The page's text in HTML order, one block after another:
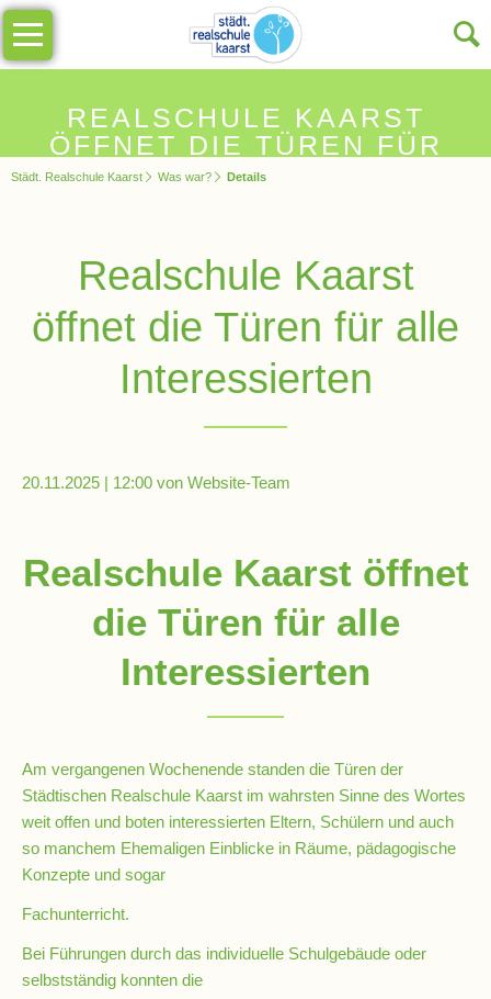
REALSCHULE KAARST
ÖFFNET DIE TÜREN FÜR
ALLE INTERESSIERTEN
Navigation
überspringen
Unsere
Schule
Schulinfos
Allgemeine
Impressionen
Sekretariat
Kollegium
Schulsozialarbeit
Hausmeister
Schülervertretung
(SV)
Schulpflegschaft
Städt. Realschule Kaarst Was war? Details
Realschule Kaarst
öffnet die Türen für alle
Interessierten
20.11.2025 | 12:00 von Website-Team
Realschule Kaarst öffnet
die Türen für alle
Interessierten
Am vergangenen Wochenende standen die Türen der
Städtischen Realschule Kaarst im wahrsten Sinne des Wortes
weit offen und boten interessierten Eltern, Schülern und auch
so manchem Ehemaligen Einblicke in Räume, pädagogische
Konzepte und sogar
Fachunterricht.
Bei Führungen durch das individuelle Schulgebäude oder
selbstständig konnten die